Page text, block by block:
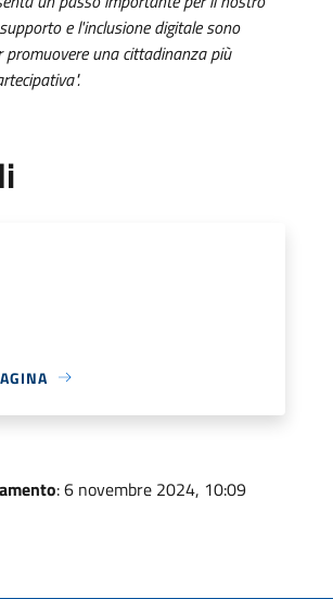
e l'inclusione digitale sono
una cittadinanza più
: 6 novembre 2024, 10:09